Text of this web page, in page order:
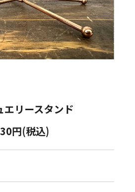
エリースタンド
円(税込)